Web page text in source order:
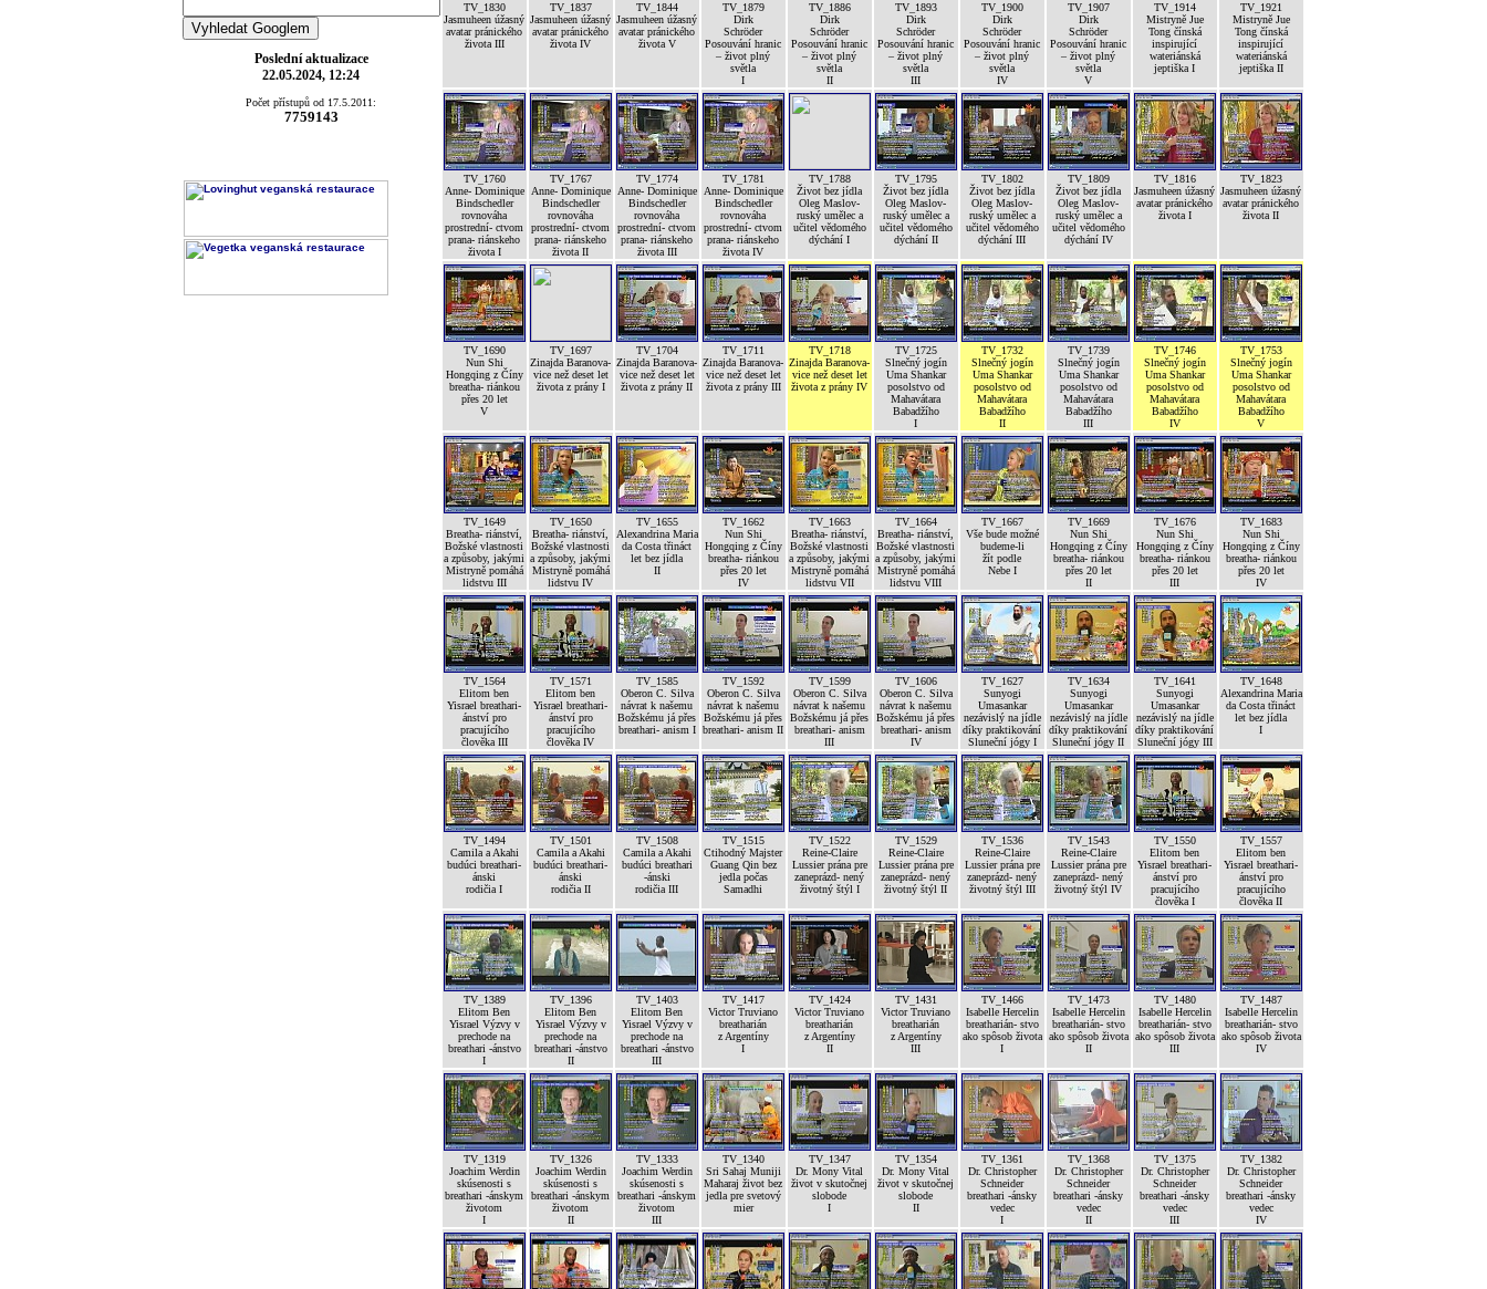
Poslední aktualizace
22.05.2024, 12:24
Počet přístupů od 17.5.2011:
7759143
TV_1830
Jasmuheen úžasný
avatar pránického
života III
TV_1837
Jasmuheen úžasný
avatar pránického
života IV
TV_1844
Jasmuheen úžasný
avatar pránického
života V
TV_1879
Dirk
Schröder
Posouvání hranic
– život plný
světla
I
TV_1886
Dirk
Schröder
Posouvání hranic
– život plný
světla
II
TV_1893
Dirk
Schröder
Posouvání hranic
– život plný
světla
III
TV_1900
Dirk
Schröder
Posouvání hranic
– život plný
světla
IV
TV_1907
Dirk
Schröder
Posouvání hranic
– život plný
světla
V
TV_1914
Mistryně Jue
Tong čínská
inspirující
wateriánská
jeptiška I
TV_1921
Mistryně Jue
Tong čínská
inspirující
wateriánská
jeptiška II
TV_1760
Anne- Dominique
Bindschedler
rovnováha
prostrední- ctvom
prana- riánskeho
života I
TV_1767
Anne- Dominique
Bindschedler
rovnováha
prostrední- ctvom
prana- riánskeho
života II
TV_1774
Anne- Dominique
Bindschedler
rovnováha
prostrední- ctvom
prana- riánskeho
života III
TV_1781
Anne- Dominique
Bindschedler
rovnováha
prostrední- ctvom
prana- riánskeho
života IV
TV_1788
Život bez jídla
Oleg Maslov-
ruský umělec a
učitel vědomého
dýchání I
TV_1795
Život bez jídla
Oleg Maslov-
ruský umělec a
učitel vědomého
dýchání II
TV_1802
Život bez jídla
Oleg Maslov-
ruský umělec a
učitel vědomého
dýchání III
TV_1809
Život bez jídla
Oleg Maslov-
ruský umělec a
učitel vědomého
dýchání IV
TV_1816
Jasmuheen úžasný
avatar pránického
života I
TV_1823
Jasmuheen úžasný
avatar pránického
života II
TV_1690
Nun Shi
Hongqing z Číny
breatha- riánkou
přes 20 let
V
TV_1697
Zinajda Baranova-
vice než deset let
života z prány I
TV_1704
Zinajda Baranova-
vice než deset let
života z prány II
TV_1711
Zinajda Baranova-
vice než deset let
života z prány III
TV_1718
Zinajda Baranova-
vice než deset let
života z prány IV
TV_1725
Slnečný jogín
Uma Shankar
posolstvo od
Mahavátara
Babadžího
I
TV_1732
Slnečný jogín
Uma Shankar
posolstvo od
Mahavátara
Babadžího
II
TV_1739
Slnečný jogín
Uma Shankar
posolstvo od
Mahavátara
Babadžího
III
TV_1746
Slnečný jogín
Uma Shankar
posolstvo od
Mahavátara
Babadžího
IV
TV_1753
Slnečný jogín
Uma Shankar
posolstvo od
Mahavátara
Babadžího
V
TV_1649
Breatha- riánství,
Božské vlastnosti
a způsoby, jakými
Mistryně pomáhá
lidstvu III
TV_1650
Breatha- riánství,
Božské vlastnosti
a způsoby, jakými
Mistryně pomáhá
lidstvu IV
TV_1655
Alexandrina Maria
da Costa třináct
let bez jídla
II
TV_1662
Nun Shi
Hongqing z Číny
breatha- riánkou
přes 20 let
IV
TV_1663
Breatha- riánství,
Božské vlastnosti
a způsoby, jakými
Mistryně pomáhá
lidstvu VII
TV_1664
Breatha- riánství,
Božské vlastnosti
a způsoby, jakými
Mistryně pomáhá
lidstvu VIII
TV_1667
Vše bude možné
budeme-li
žít podle
Nebe I
TV_1669
Nun Shi
Hongqing z Číny
breatha- riánkou
přes 20 let
II
TV_1676
Nun Shi
Hongqing z Číny
breatha- riánkou
přes 20 let
III
TV_1683
Nun Shi
Hongqing z Číny
breatha- riánkou
přes 20 let
IV
TV_1564
Elitom ben
Yisrael breathari-
ánství pro
pracujícího
člověka III
TV_1571
Elitom ben
Yisrael breathari-
ánství pro
pracujícího
člověka IV
TV_1585
Oberon C. Silva
návrat k našemu
Božskému já přes
breathari- anism I
TV_1592
Oberon C. Silva
návrat k našemu
Božskému já přes
breathari- anism II
TV_1599
Oberon C. Silva
návrat k našemu
Božskému já přes
breathari- anism
III
TV_1606
Oberon C. Silva
návrat k našemu
Božskému já přes
breathari- anism
IV
TV_1627
Sunyogi
Umasankar
nezávislý na jídle
díky praktikování
Sluneční jógy I
TV_1634
Sunyogi
Umasankar
nezávislý na jídle
díky praktikování
Sluneční jógy II
TV_1641
Sunyogi
Umasankar
nezávislý na jídle
díky praktikování
Sluneční jógy III
TV_1648
Alexandrina Maria
da Costa třináct
let bez jídla
I
TV_1494
Camila a Akahi
budúci breathari-
ánski
rodičia I
TV_1501
Camila a Akahi
budúci breathari-
ánski
rodičia II
TV_1508
Camila a Akahi
budúci breathari
-ánski
rodičia III
TV_1515
Ctihodný Majster
Guang Qin bez
jedla počas
Samadhi
TV_1522
Reine-Claire
Lussier prána pre
zaneprázd- nený
životný štýl I
TV_1529
Reine-Claire
Lussier prána pre
zaneprázd- nený
životný štýl II
TV_1536
Reine-Claire
Lussier prána pre
zaneprázd- nený
životný štýl III
TV_1543
Reine-Claire
Lussier prána pre
zaneprázd- nený
životný štýl IV
TV_1550
Elitom ben
Yisrael breathari-
ánství pro
pracujícího
člověka I
TV_1557
Elitom ben
Yisrael breathari-
ánství pro
pracujícího
člověka II
TV_1389
Elitom Ben
Yisrael Výzvy v
prechode na
breathari -ánstvo
I
TV_1396
Elitom Ben
Yisrael Výzvy v
prechode na
breathari -ánstvo
II
TV_1403
Elitom Ben
Yisrael Výzvy v
prechode na
breathari -ánstvo
III
TV_1417
Victor Truviano
breatharián
z Argentíny
I
TV_1424
Victor Truviano
breatharián
z Argentíny
II
TV_1431
Victor Truviano
breatharián
z Argentíny
III
TV_1466
Isabelle Hercelin
breatharián- stvo
ako spôsob života
I
TV_1473
Isabelle Hercelin
breatharián- stvo
ako spôsob života
II
TV_1480
Isabelle Hercelin
breatharián- stvo
ako spôsob života
III
TV_1487
Isabelle Hercelin
breatharián- stvo
ako spôsob života
IV
TV_1319
Joachim Werdin
skúsenosti s
breathari -ánskym
životom
I
TV_1326
Joachim Werdin
skúsenosti s
breathari -ánskym
životom
II
TV_1333
Joachim Werdin
skúsenosti s
breathari -ánskym
životom
III
TV_1340
Sri Sahaj Muniji
Maharaj život bez
jedla pre svetový
mier
TV_1347
Dr. Mony Vital
život v skutočnej
slobode
I
TV_1354
Dr. Mony Vital
život v skutočnej
slobode
II
TV_1361
Dr. Christopher
Schneider
breathari -ánsky
vedec
I
TV_1368
Dr. Christopher
Schneider
breathari -ánsky
vedec
II
TV_1375
Dr. Christopher
Schneider
breathari -ánsky
vedec
III
TV_1382
Dr. Christopher
Schneider
breathari -ánsky
vedec
IV